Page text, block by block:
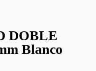
DOBLE
Blanco